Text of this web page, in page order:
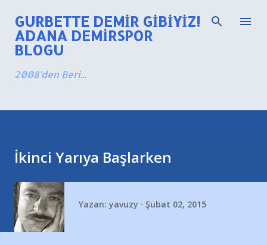
Ana içeriğe atla
GURBETTE DEMIR GIBIYIZ!
ADANA DEMIRSPOR
BLOGU
2008'den Beri...
İkinci Yarıya Başlarken
Yazan: yavuzy Şubat 02, 2015